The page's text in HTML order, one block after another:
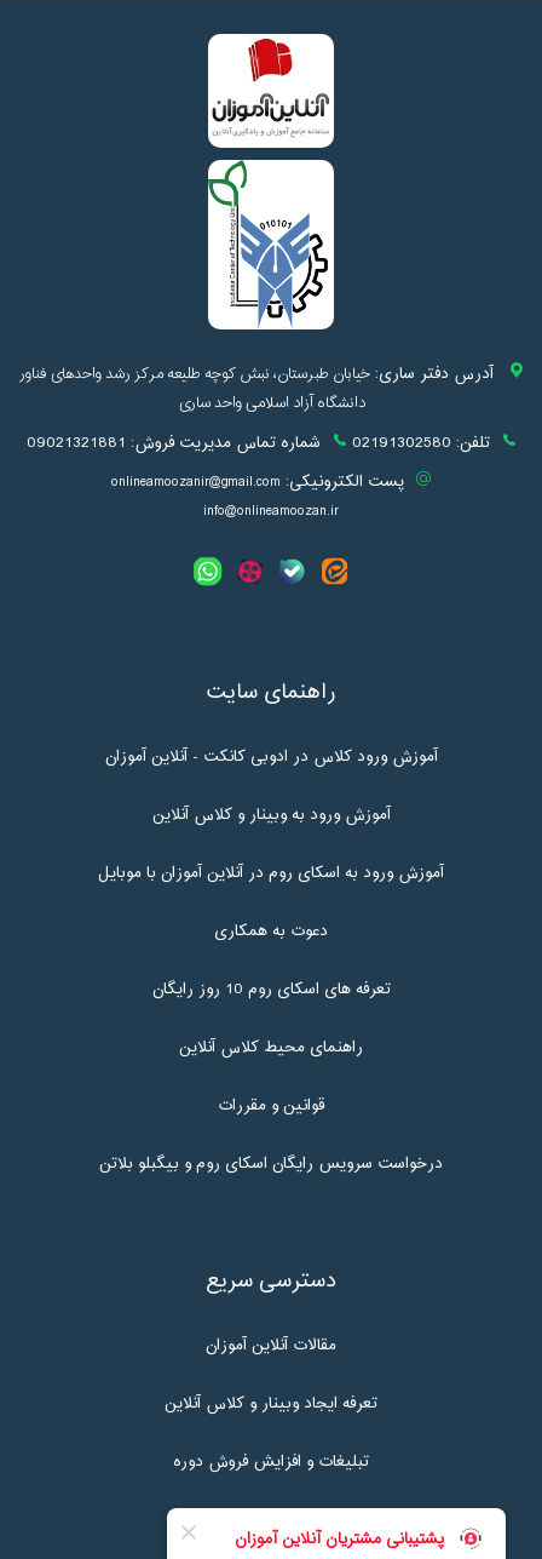
آدرس دفتر ساری:خیابان طبرستان، نبش کوچه طلیعه مرکز رشد واحدهای فناور
دانشگاه آزاد اسلامی واحد ساری
تلفن: 02191302580 شماره تماس مدیریت فروش: 09021321881
پست الکترونیکی: onlineamoozanir@gmail.com
info@onlineamoozan.ir
راهنمای سایت
آموزش ورود کلاس در ادوبی کانکت - آنلاین آموزان
آموزش ورود به وبینار و کلاس آنلاین
آموزش ورود به اسکای روم در آنلاین آموزان با موبایل
دعوت به همکاری
تعرفه های اسکای روم 10 روز رایگان
راهنمای محیط کلاس آنلاین
قوانین و مقررات
درخواست سرویس رایگان اسکای روم و بیگبلو بلاتن
دسترسی سریع
مقالات آنلاین آموزان
تعرفه ایجاد وبینار و کلاس آنلاین
تبلیغات و افزایش فروش دوره